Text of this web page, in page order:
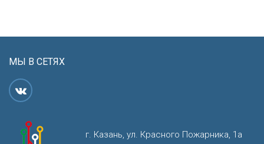
МЫ В СЕТЯХ
г. Казань, ул. Красного Пожарника, 1а